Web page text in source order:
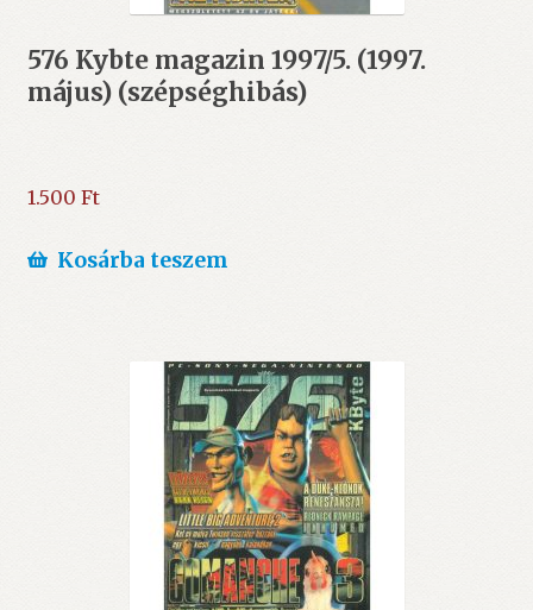
576 Kybte magazin 1997/5. (1997.
május) (szépséghibás)
1.500 Ft
Kosárba teszem